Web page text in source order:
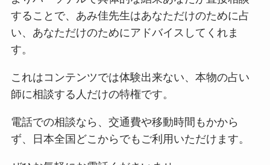
することで、あみ佳先生はあなただけのために占
い、あなただけのためにアドバイスしてくれま
す。
これはコンテンツでは体験出来ない、本物の占い
師に相談する人だけの特権です。
電話での相談なら、交通費や移動時間もかから
ず、日本全国どこからでもご利用いただけます。